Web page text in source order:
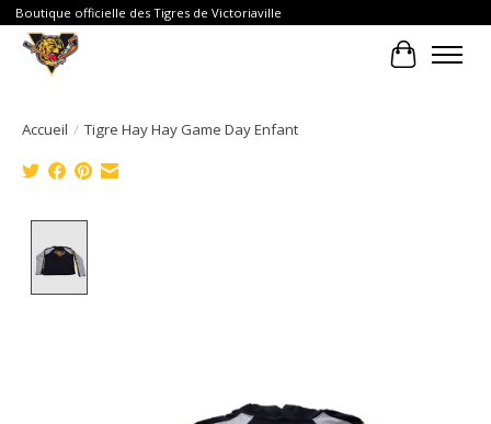
Boutique officielle des Tigres de Victoriaville
Panier
Accueil / Tigre Hay Hay Game Day Enfant